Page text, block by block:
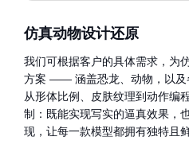
仿真动物设计还原
我们可根据客户的具体需求，为
方案 —— 涵盖恐龙、动物，以及
从形体比例、皮肤纹理到动作编
制：既能实现写实的逼真效果，
现，让每一款模型都拥有独特且鲜